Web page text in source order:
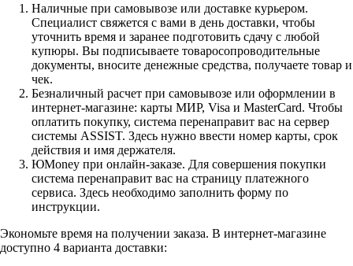
Наличные при самовывозе или доставке курьером.
Специалист свяжется с вами в день доставки, чтобы
уточнить время и заранее подготовить сдачу с любой
купюры. Вы подписываете товаросопроводительные
документы, вносите денежные средства, получаете товар и
чек.
Безналичный расчет при самовывозе или оформлении в
интернет-магазине: карты МИР, Visa и MasterCard. Чтобы
оплатить покупку, система перенаправит вас на сервер
системы ASSIST. Здесь нужно ввести номер карты, срок
действия и имя держателя.
ЮMoney при онлайн-заказе. Для совершения покупки
система перенаправит вас на страницу платежного
сервиса. Здесь необходимо заполнить форму по
инструкции.
Экономьте время на получении заказа. В интернет-магазине
доступно 4 варианта доставки: